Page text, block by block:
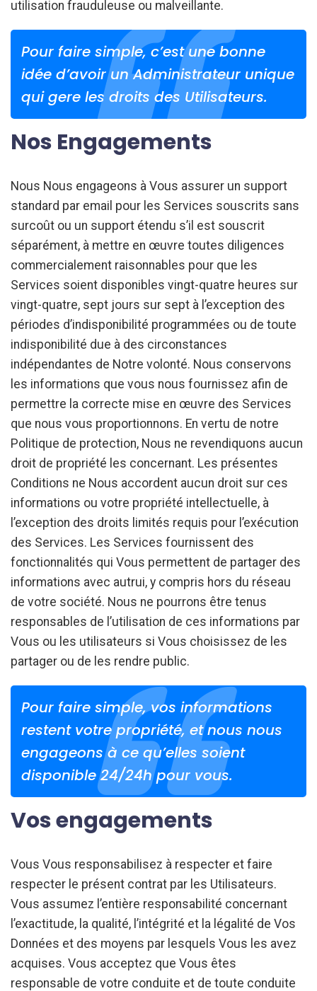
utilisation frauduleuse ou malveillante.
Pour faire simple, c’est une bonne
idée d’avoir un Administrateur unique
qui gere les droits des Utilisateurs.
Nos Engagements
Nous Nous engageons à Vous assurer un support
standard par email pour les Services souscrits sans
surcoût ou un support étendu s’il est souscrit
séparément, à mettre en œuvre toutes diligences
commercialement raisonnables pour que les
Services soient disponibles vingt-quatre heures sur
vingt-quatre, sept jours sur sept à l’exception des
périodes d’indisponibilité programmées ou de toute
indisponibilité due à des circonstances
indépendantes de Notre volonté. Nous conservons
les informations que vous nous fournissez afin de
permettre la correcte mise en œuvre des Services
que nous vous proportionnons. En vertu de notre
Politique de protection, Nous ne revendiquons aucun
droit de propriété les concernant. Les présentes
Conditions ne Nous accordent aucun droit sur ces
informations ou votre propriété intellectuelle, à
l’exception des droits limités requis pour l’exécution
des Services. Les Services fournissent des
fonctionnalités qui Vous permettent de partager des
informations avec autrui, y compris hors du réseau
de votre société. Nous ne pourrons être tenus
responsables de l’utilisation de ces informations par
Vous ou les utilisateurs si Vous choisissez de les
partager ou de les rendre public.
Pour faire simple, vos informations
restent votre propriété, et nous nous
engageons à ce qu’elles soient
disponible 24/24h pour vous.
Vos engagements
Vous Vous responsabilisez à respecter et faire
respecter le présent contrat par les Utilisateurs.
Vous assumez l’entière responsabilité concernant
l’exactitude, la qualité, l’intégrité et la légalité de Vos
Données et des moyens par lesquels Vous les avez
acquises. Vous acceptez que Vous êtes
responsable de votre conduite et de toute conduite